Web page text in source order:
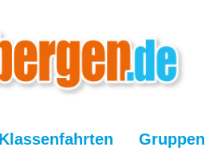
Klassenfahrten Gruppen